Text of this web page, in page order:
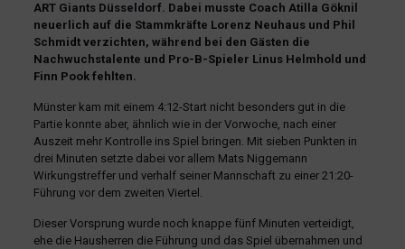
ART Giants Düsseldorf. Dabei musste Coach Atilla Göknil
neuerlich auf die Stammkräfte Lorenz Neuhaus und Phil
Schmidt verzichten, während bei den Gästen die
Nachwuchstalente und Pro-B-Spieler Linus Helmhold und
Finn Pook fehlten.
Münster kam mit einem 4:12-Start nicht besonders gut in die
Partie konnte aber, ähnlich wie in der Vorwoche, nach einer
Auszeit mehr Kontrolle ins Spiel bringen. Mit sieben Punkten in
drei Minuten setzte dabei vor allem Mats Niggemann
Wirkungstreffer und verhalf seiner Mannschaft zu einer 21:20-
Führung vor dem zweiten Viertel.
Dieser Vorsprung wurde noch knappe fünf Minuten verteidigt,
ehe die Hausherren die Führung und das Spiel übernahmen und